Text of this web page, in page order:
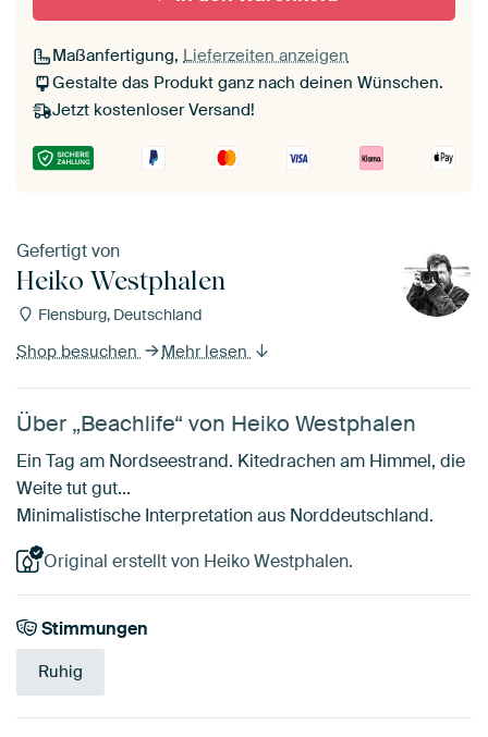
Maßanfertigung, Lieferzeiten anzeigen
Gestalte das Produkt ganz nach deinen Wünschen.
Jetzt kostenloser Versand!
Gefertigt von
Heiko Westphalen
Flensburg, Deutschland
Shop besuchen Mehr lesen
Über „Beachlife“ von Heiko Westphalen
Ein Tag am Nordseestrand. Kitedrachen am Himmel, die
Weite tut gut...
Minimalistische Interpretation aus Norddeutschland.
Original erstellt von Heiko Westphalen.
Stimmungen
Ruhig